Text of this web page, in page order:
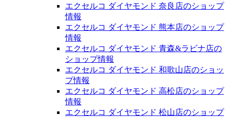
エクセルコ ダイヤモンド 奈良店のショップ
情報
エクセルコ ダイヤモンド 熊本店のショップ
情報
エクセルコ ダイヤモンド 青森&ラビナ店の
ショップ情報
エクセルコ ダイヤモンド 和歌山店のショッ
プ情報
エクセルコ ダイヤモンド 高松店のショップ
情報
エクセルコ ダイヤモンド 松山店のショップ